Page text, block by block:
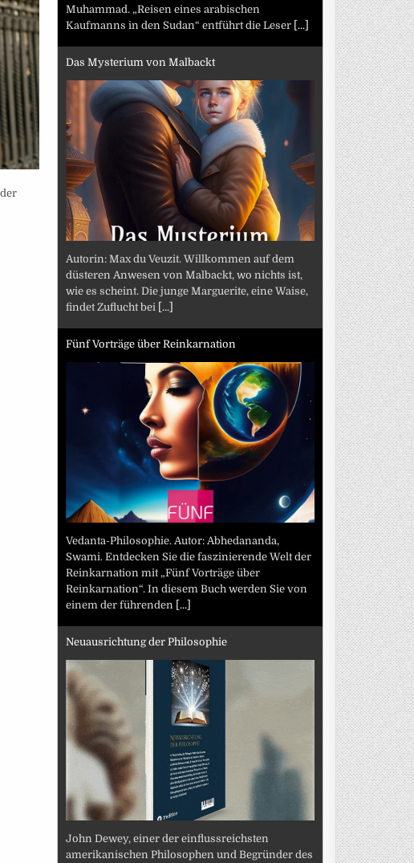
Muhammad. „Reisen eines arabischen
Kaufmanns in den Sudan“ entführt die Leser [...]
Das Mysterium von Malbackt
Autorin: Max du Veuzit. Willkommen auf dem
düsteren Anwesen von Malbackt, wo nichts ist,
wie es scheint. Die junge Marguerite, eine Waise,
findet Zuflucht bei [...]
Fünf Vorträge über Reinkarnation
Vedanta-Philosophie. Autor: Abhedananda,
Swami. Entdecken Sie die faszinierende Welt der
Reinkarnation mit „Fünf Vorträge über
Reinkarnation“. In diesem Buch werden Sie von
einem der führenden [...]
Neuausrichtung der Philosophie
John Dewey, einer der einflussreichsten
amerikanischen Philosophen und Begründer des